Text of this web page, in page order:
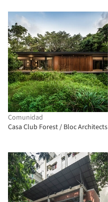
Comunidad
Casa Club Forest / Bloc Architects